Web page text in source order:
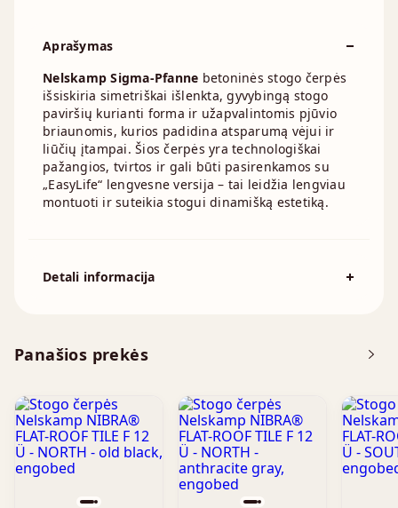
Panašios prekės
Aprašymas
Nelskamp Sigma-Pfanne betoninės stogo čerpės
išsiskiria simetriškai išlenkta, gyvybingą stogo
paviršių kurianti forma ir užapvalintomis pjūvio
briaunomis, kurios padidina atsparumą vėjui ir
liūčių įtampai. Šios čerpės yra technologiškai
pažangios, tvirtos ir gali būti pasirenkamos su
„EasyLife“ lengvesne versija – tai leidžia lengviau
montuoti ir suteikia stogui dinamišką estetiką.
Detali informacija
Standartinis stogo nuolydis